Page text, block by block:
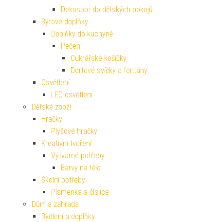
Dekorace do dětských pokojů
Bytové doplňky
Doplňky do kuchyně
Pečení
Cukrářské košíčky
Dortové svíčky a fontány
Osvětlení
LED osvětlení
Dětské zboží
Hračky
Plyšové hračky
Kreativní tvoření
Výtvarné potřeby
Barvy na tělo
Školní potřeby
Písmenka a číslice
Dům a zahrada
Bydlení a doplňky